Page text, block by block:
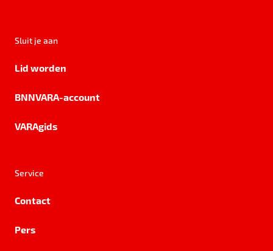
Sluit je aan
Lid worden
BNNVARA-account
VARAgids
Service
Contact
Pers